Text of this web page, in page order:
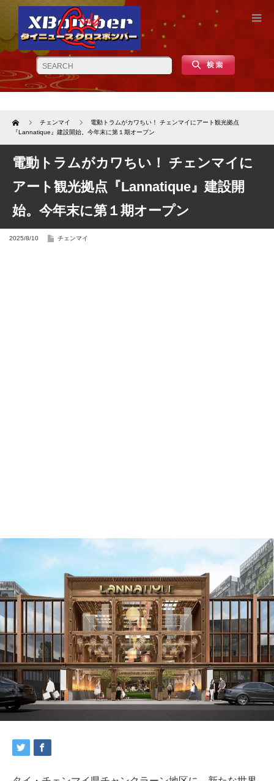
Home チェンマイ
電動トラムがカワちい！ チェンマイにアート観光拠点
『Lannatique』建設開始。今年末に第１期オープン
電動トラムがカワちい！ チェンマイに
アート観光拠点『Lannatique』建設開
始。今年末に第１期オープン
2025/8/10 チェンマイ